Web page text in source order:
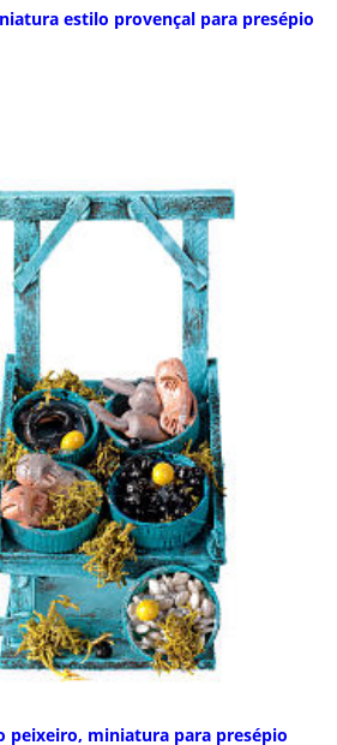
estilo provençal para presépio
peixeiro, miniatura para presépio